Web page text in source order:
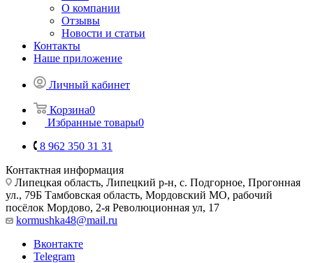
О компании
Отзывы
Новости и статьи
Контакты
Наше приложение
Личный кабинет
Корзина0
Избранные товары0
8 962 350 31 31
Контактная информация
Липецкая область, Липецкий р-н, с. Подгорное, Прогонная
ул., 79Б Тамбовская область, Мордовский МО, рабочий
посёлок Мордово, 2-я Революционная ул, 17
kormushka48@mail.ru
Вконтакте
Telegram